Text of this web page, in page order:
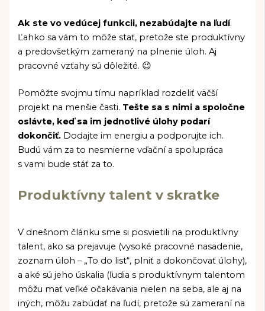
Ak ste vo vedúcej funkcii, nezabúdajte na ľudí.
Ľahko sa vám to môže stať, pretože ste produktívny
a predovšetkým zameraný na plnenie úloh. Aj
pracovné vzťahy sú dôležité. 😉
Pomôžte svojmu tímu napríklad rozdeliť väčší
projekt na menšie časti. Tešte sa s nimi a spoločne
oslávte, keď sa im jednotlivé úlohy podarí
dokončiť. Dodajte im energiu a podporujte ich.
Budú vám za to nesmierne vďační a spolupráca
s vami bude stáť za to.
Produktívny talent v skratke
V dnešnom článku sme si posvietili na produktívny
talent, ako sa prejavuje (vysoké pracovné nasadenie,
zoznam úloh – „To do list“, plniť a dokončovať úlohy),
a aké sú jeho úskalia (ľudia s produktívnym talentom
môžu mať veľké očakávania nielen na seba, ale aj na
iných, môžu zabúdať na ľudí, pretože sú zameraní na